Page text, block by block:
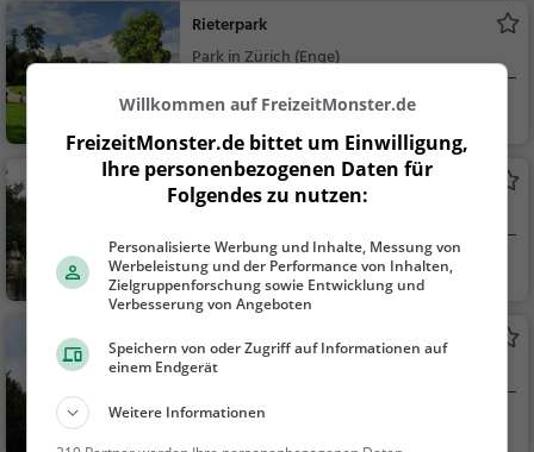
Rieterpark
Park in Zürich (Enge)
Zürich, Schweiz
Familie & Kinder,
Natur
Kirche Enge
Aussichtspunkt in Zürich
Zürich, Schweiz
Aussichtspunkt, F
amilie & Kinder, Natu
Enge Glockenturm
Aussichtsturm in Zürich
Zürich, Schweiz
Willkommen auf FreizeitMonster.de
FreizeitMonster.de bittet um Einwilligung,
Ihre personenbezogenen Daten für
Folgendes zu nutzen:
Personalisierte Werbung und Inhalte, Messung von
Werbeleistung und der Performance von Inhalten,
Zielgruppenforschung sowie Entwicklung und
Verbesserung von Angeboten
Speichern von oder Zugriff auf Informationen auf
einem Endgerät
Weitere Informationen